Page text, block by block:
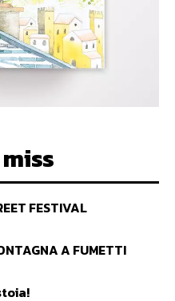
FESTIVAL
A FUMETTI